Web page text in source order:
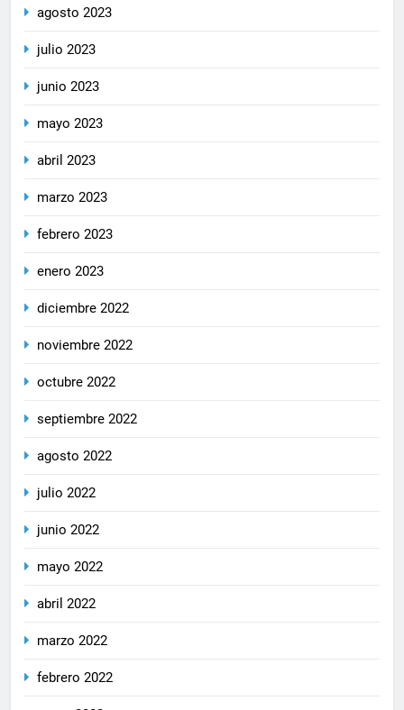
agosto 2023
julio 2023
junio 2023
mayo 2023
abril 2023
marzo 2023
febrero 2023
enero 2023
diciembre 2022
noviembre 2022
octubre 2022
septiembre 2022
agosto 2022
julio 2022
junio 2022
mayo 2022
abril 2022
marzo 2022
febrero 2022